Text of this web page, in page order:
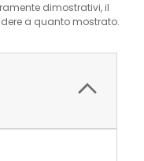
dimostrativi, il
a quanto mostrato.